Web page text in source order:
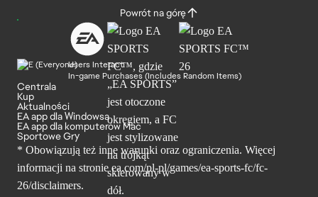
Powrót na górę
Users Interact
In-game Purchases (Includes Random Items)
Centrala
Kup
Aktualności
EA app dla Windowsa
EA app dla komputerów Mac
Sportowe Gry
* Obowiązują też inne warunki oraz ograniczenia. Więcej
informacji na stronie ea.com/pl-pl/games/ea-sports-fc/fc-
26/disclaimers.